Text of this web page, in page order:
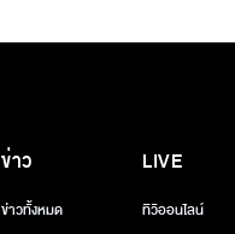
ข่าว
ข่าวทั้งหมด
LIVE
ทีวีออนไลน์